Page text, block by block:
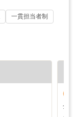
一貫担当者制
全